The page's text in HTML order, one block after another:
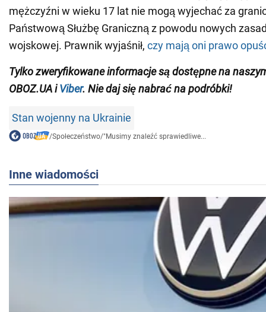
mężczyźni w wieku 17 lat nie mogą wyjechać za
Państwową Służbę Graniczną z powodu nowych
wojskowej. Prawnik wyjaśnił, czy mają oni prawo
Tylko zweryfikowane informacje są dostępne na
OBOZ.UA iViber. Nie daj się nabrać na podróbki!
Stan wojenny na Ukrainie
/Społeczeństwo/"Musimy znaleźć sprawiedliwe...
Inne wiadomości